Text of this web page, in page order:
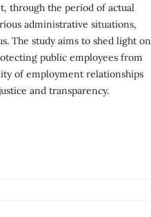
through the period of actual
administrative situations,
The study aims to shed light on
public employees from
of employment relationships
and transparency.